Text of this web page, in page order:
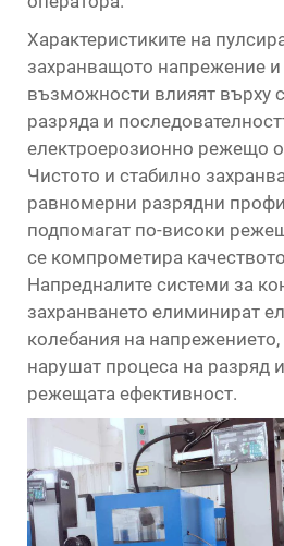
Характеристиките на
захранващото напрежение
възможности влияят върху
разряда и
електроерозионно режещо
Чистото и стабилно
равномерни разрядни
подпомагат по-високи
се компрометира
Напредналите системи за
захранването елиминират
колебания на
нарушат процеса на разряд
режещата ефективност.